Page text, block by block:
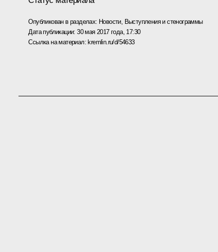
Опубликован в разделах: Новости, Выступления и стенограммы
Дата публикации:30 мая 2017 года, 17:30
Ссылка на материал: kremlin.ru/d/54633